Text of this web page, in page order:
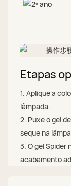
Etapas
1. Aplique a
lâmpada.
2. Puxe o gel
seque na
3. O gel Spider
acabamento